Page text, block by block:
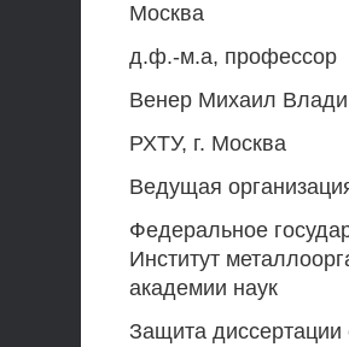
Москва
д.ф.-м.а, профессор
Венер Михаил
РХТУ, г. Москва
Ведущая
Федеральное
Институт
академии наук
Защита диссертации